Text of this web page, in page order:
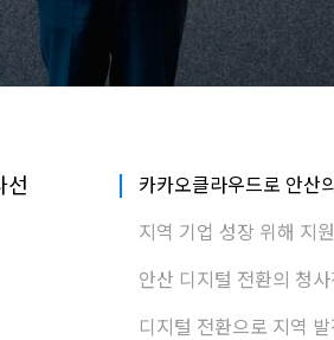
선
카카오클라우드로 안산
지역 기업 성장 위해 지원
안산 디지털 전환의 청
디지털 전환으로 지역